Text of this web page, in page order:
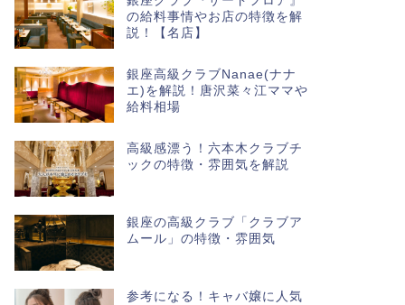
の給料事情やお店の特徴を解
説！【名店】
銀座高級クラブNanae(ナナ
エ)を解説！唐沢菜々江ママや
給料相場
高級感漂う！六本木クラブチ
ックの特徴・雰囲気を解説
銀座の高級クラブ「クラブア
ムール」の特徴・雰囲気
参考になる！キャバ嬢に人気